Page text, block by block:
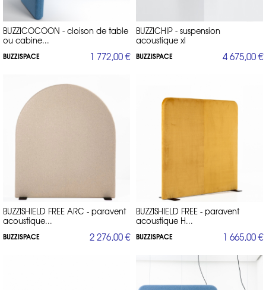
BUZZICOCOON - cloison de table
ou cabine...
BUZZISPACE 1 772,00 €
BUZZICHIP - suspension
acoustique xl
BUZZISPACE 4 675,00 €
BUZZISHIELD FREE ARC - paravent
acoustique...
BUZZISPACE 2 276,00 €
BUZZISHIELD FREE - paravent
acoustique H...
BUZZISPACE 1 665,00 €